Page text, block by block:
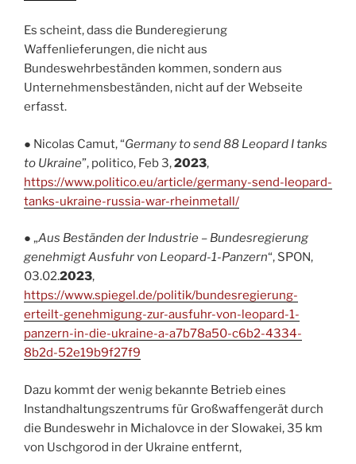
Es scheint, dass die Bunderegierung
Waffenlieferungen, die nicht aus
Bundeswehrbeständen kommen, sondern aus
Unternehmensbeständen, nicht auf der Webseite
erfasst.
● Nicolas Camut, “Germany to send 88 Leopard I tanks
to Ukraine”, politico, Feb 3,2023,
https://www.politico.eu/article/germany-send-leopard-
tanks-ukraine-russia-war-rheinmetall/
● „Aus Beständen der Industrie – Bundesregierung
genehmigt Ausfuhr von Leopard-1-Panzern“, SPON,
03.02.2023,
https://www.spiegel.de/politik/bundesregierung-
erteilt-genehmigung-zur-ausfuhr-von-leopard-1-
panzern-in-die-ukraine-a-a7b78a50-c6b2-4334-
8b2d-52e19b9f27f9
Dazu kommt der wenig bekannte Betrieb eines
Instandhaltungszentrums für Großwaffengerät durch
die Bundeswehr in Michalovce in der Slowakei, 35 km
von Uschgorod in der Ukraine entfernt,